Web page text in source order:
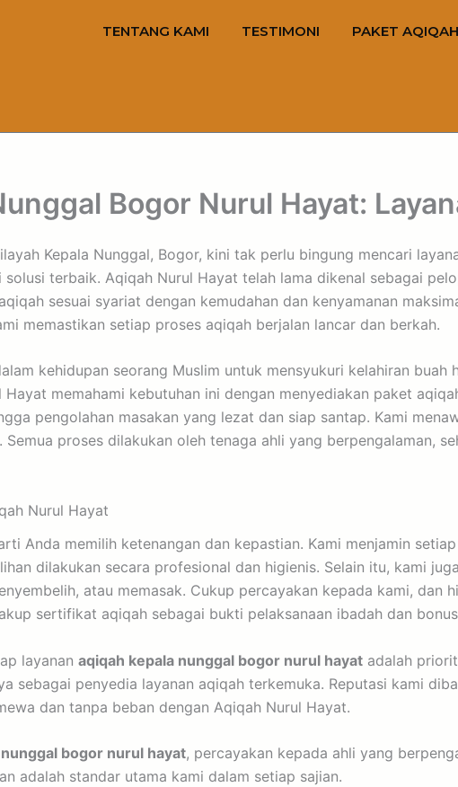
TENTANG KAMI TESTIMONI PAKET AQIQAH
Bogor Nurul Hayat:
Kepala Nunggal, Bogor, kini tak perlu bingung mencari
solusi terbaik. Aqiqah Nurul Hayat telah lama dikenal sebagai
sesuai syariat dengan kemudahan dan kenyamanan
memastikan setiap proses aqiqah berjalan lancar dan berkah.
kehidupan seorang Muslim untuk mensyukuri kelahiran
Hayat memahami kebutuhan ini dengan menyediakan paket
pengolahan masakan yang lezat dan siap santap. Kami
Semua proses dilakukan oleh tenaga ahli yang berpengalaman,
Nurul Hayat
Anda memilih ketenangan dan kepastian. Kami menjamin
dilakukan secara profesional dan higienis. Selain itu, kami
atau memasak. Cukup percayakan kepada kami,
sertifikat aqiqah sebagai bukti pelaksanaan ibadah dan
layanan aqiqah kepala nunggal bogor nurul hayat adalah
sebagai penyedia layanan aqiqah terkemuka. Reputasi kami
dan tanpa beban dengan Aqiqah Nurul Hayat.
bogor nurul hayat, percayakan kepada ahli yang
adalah standar utama kami dalam setiap sajian.